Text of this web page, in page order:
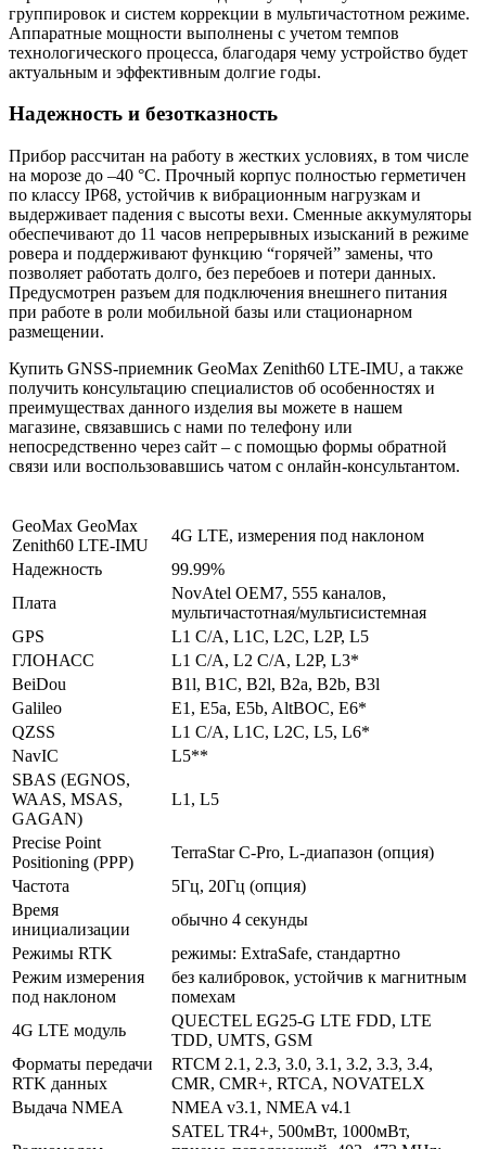
группировок и систем коррекции в мультичастотном режиме.
Аппаратные мощности выполнены с учетом темпов
технологического процесса, благодаря чему устройство будет
актуальным и эффективным долгие годы.
Надежность и безотказность
Прибор рассчитан на работу в жестких условиях, в том числе
на морозе до –40 °C. Прочный корпус полностью герметичен
по классу IP68, устойчив к вибрационным нагрузкам и
выдерживает падения с высоты вехи. Сменные аккумуляторы
обеспечивают до 11 часов непрерывных изысканий в режиме
ровера и поддерживают функцию “горячей” замены, что
позволяет работать долго, без перебоев и потери данных.
Предусмотрен разъем для подключения внешнего питания
при работе в роли мобильной базы или стационарном
размещении.
Купить GNSS-приемник GeoMax Zenith60 LTE-IMU, а также
получить консультацию специалистов об особенностях и
преимуществах данного изделия вы можете в нашем
магазине, связавшись с нами по телефону или
непосредственно через сайт – с помощью формы обратной
связи или воспользовавшись чатом с онлайн-консультантом.
GeoMax GeoMax
Zenith60 LTE-IMU
4G LTE, измерения под наклоном
Надежность
99.99%
Плата
NovAtel OEM7, 555 каналов,
мультичастотная/мультисистемная
GPS
L1 C/A, L1C, L2C, L2P, L5
ГЛОНАСС
L1 C/A, L2 C/A, L2P, L3*
BeiDou
B1l, B1C, B2l, B2a, B2b, B3l
Galileo
E1, E5a, E5b, AltBOC, E6*
QZSS
L1 C/A, L1C, L2C, L5, L6*
NavIC
L5**
SBAS (EGNOS,
WAAS, MSAS,
GAGAN)
L1, L5
Precise Point
Positioning (PPP)
TerraStar C-Pro, L-диапазон (опция)
Частота
5Гц, 20Гц (опция)
Время
инициализации
обычно 4 секунды
Режимы RTK
режимы: ExtraSafe, стандартно
Режим измерения
под наклоном
без калибровок, устойчив к магнитным
помехам
4G LTE модуль
QUECTEL EG25-G LTE FDD, LTE
TDD, UMTS, GSM
Форматы передачи
RTK данных
RTCM 2.1, 2.3, 3.0, 3.1, 3.2, 3.3, 3.4,
CMR, CMR+, RTCA, NOVATELX
Выдача NMEA
NMEA v3.1, NMEA v4.1
SATEL TR4+, 500мВт, 1000мВт,